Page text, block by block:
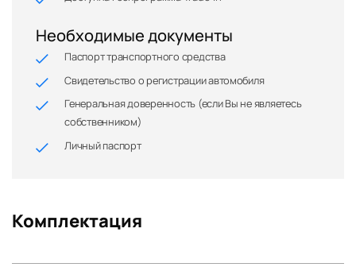
Необходимые документы
Паспорт транспортного средства
Свидетельство о регистрации автомобиля
Генеральная доверенность (если Вы не являетесь
собственником)
Личный паспорт
Комплектация